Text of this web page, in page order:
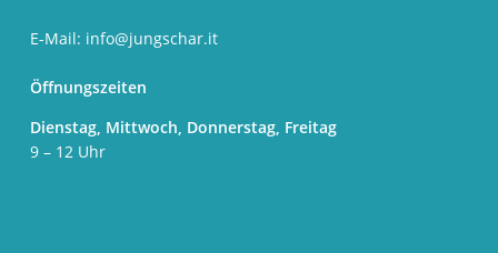
E-Mail: info@jungschar.it
Öffnungszeiten
Dienstag, Mittwoch, Donnerstag, Freitag
9 – 12 Uhr